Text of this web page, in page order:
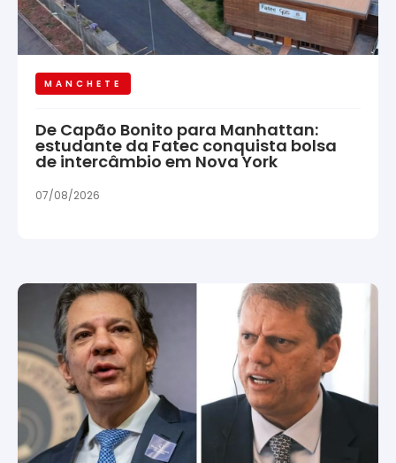
MANCHETE
De Capão Bonito para Manhattan:
estudante da Fatec conquista bolsa
de intercâmbio em Nova York
07/08/2026